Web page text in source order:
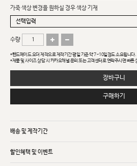
가죽 색상 변경을 원하실 경우 색상 기재
수량
*핸드메이드 오더 제작으로 제작기간 평일 기준 약 7~10일정도 소요됩니다.
*제품 및 사이즈 상담 시 카카오채널 문의 또는 고객센터로 연락주시면 빠른
장바구니
구매하기
배송 및 제작기간
할인혜택 및 이벤트